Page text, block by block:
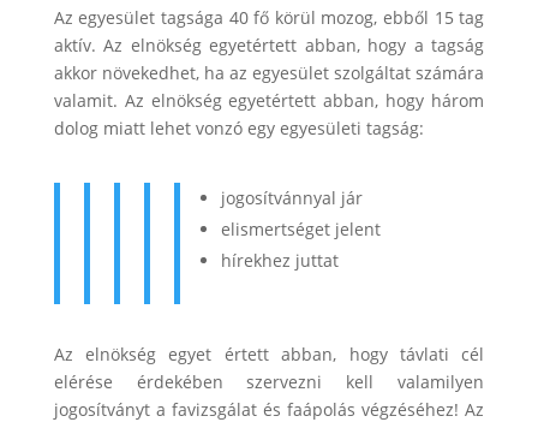
Az egyesület tagsága 40 fő körül mozog, ebből 15 tag
aktív. Az elnökség egyetértett abban, hogy a tagság
akkor növekedhet, ha az egyesület szolgáltat számára
valamit. Az elnökség egyetértett abban, hogy három
dolog miatt lehet vonzó egy egyesületi tagság:
jogosítvánnyal jár
elismertséget jelent
hírekhez juttat
Az elnökség egyet értett abban, hogy távlati cél
elérése érdekében szervezni kell valamilyen
jogosítványt a favizsgálat és faápolás végzéséhez! Az